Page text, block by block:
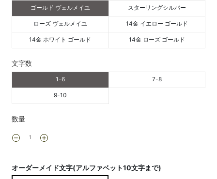
ゴールド ヴェルメイユ スターリングシルバー
ローズ ヴェルメイユ 14金 イエロー ゴールド
14金 ホワイト ゴールド 14金 ローズ ゴールド
文字数
1-6 7-8
9-10
数量
オーダーメイド文字(アルファベット10文字まで)